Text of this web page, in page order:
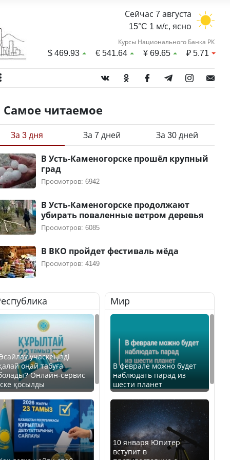
Сейчас 7 августа
15°C 1 м/с, ясно
Курсы Национального Банка РК
$469.93 €541.64 ¥69.65 ₽5.71
Самое читаемое
За 3 дня За 7 дней За 30 дней
В Усть-Каменогорске прошёл крупный
град
Просмотров: 6942
В Усть-Каменогорске продолжают
убирать поваленные ветром деревья
Просмотров: 6085
В ВКО пройдет фестиваль мёда
Просмотров: 4149
учаскеңізді
оңай табуға
Онлайн-сервис
қосылды
Мир
В феврале можно будет
наблюдать парад из
шести планет
10 января Юпитер
вступит в